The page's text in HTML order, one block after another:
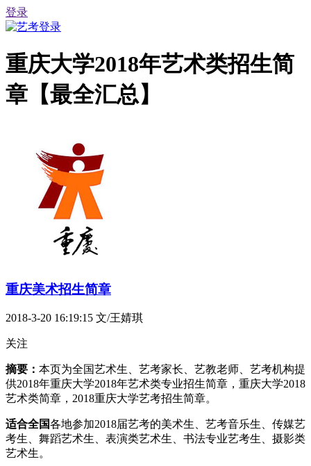
登录
重庆大学2018年艺术类招生简
章【最全汇总】
重庆美术招生简章
2018-3-20 16:19:15 文/王婧琪
关注
摘要： 本页为全国艺术生、艺考家长、艺教老师、艺考机构提
供2018年重庆大学2018年艺术类专业招生简章，重庆大学2018
艺术类简章，2018重庆大学艺考招生简章。
适合全国各地参加2018届艺考的美术生、艺考音乐生、传媒艺
考生、舞蹈艺术生、表演类艺术生、书法专业艺考生、摄影类
艺术生。